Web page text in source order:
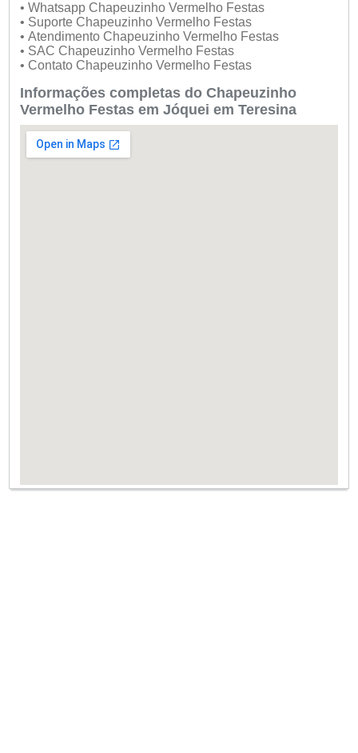
• Whatsapp Chapeuzinho Vermelho Festas
• Suporte Chapeuzinho Vermelho Festas
• Atendimento Chapeuzinho Vermelho Festas
• SAC Chapeuzinho Vermelho Festas
• Contato Chapeuzinho Vermelho Festas
Informações completas do Chapeuzinho
Vermelho Festas em Jóquei em Teresina